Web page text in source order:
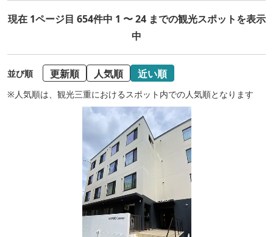
現在 1ページ目 654件中 1 〜 24 までの観光スポットを表示
中
並び順 更新順 人気順 近い順
※人気順は、観光三重におけるスポット内での人気順となります